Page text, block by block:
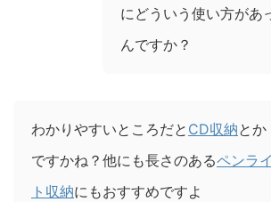
にどういう使い方があ
んですか？
わかりやすいところだと CD収納とか
ですかね？他にも長さのあるペンライ
ト収納にもおすすめですよ